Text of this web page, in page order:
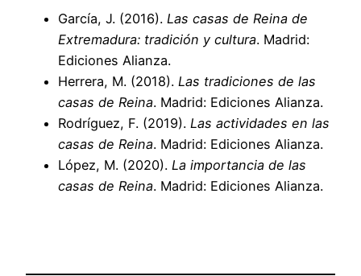
García, J. (2016). Las casas de Reina de
Extremadura: tradición y cultura. Madrid:
Ediciones Alianza.
Herrera, M. (2018). Las tradiciones de las
casas de Reina. Madrid: Ediciones Alianza.
Rodríguez, F. (2019). Las actividades en las
casas de Reina. Madrid: Ediciones Alianza.
López, M. (2020). La importancia de las
casas de Reina. Madrid: Ediciones Alianza.